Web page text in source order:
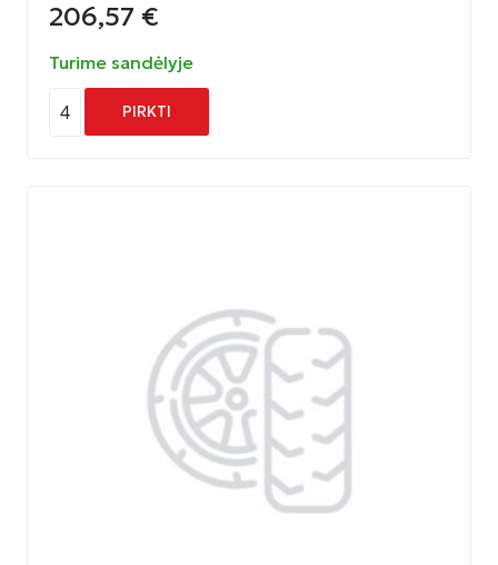
206,57 €
Turime sandėlyje
4 PIRKTI